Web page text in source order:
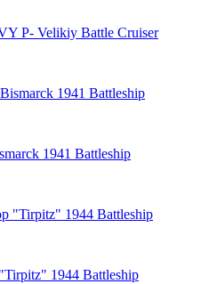
P- Velikiy Battle Cruiser
1941 Battleship
1944 Battleship